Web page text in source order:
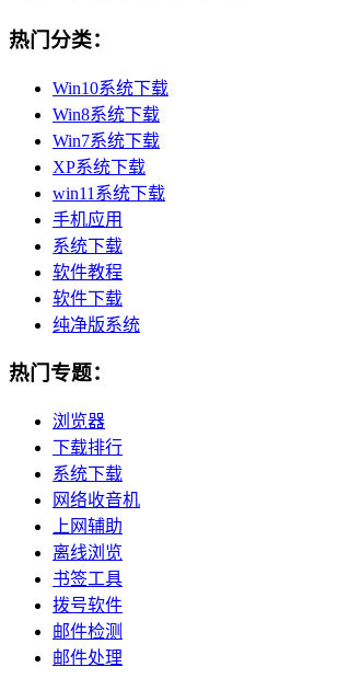
热门分类：
Win10系统下载
Win8系统下载
Win7系统下载
XP系统下载
win11系统下载
手机应用
系统下载
软件教程
软件下载
纯净版系统
热门专题：
浏览器
下载排行
系统下载
网络收音机
上网辅助
离线浏览
书签工具
拨号软件
邮件检测
邮件处理